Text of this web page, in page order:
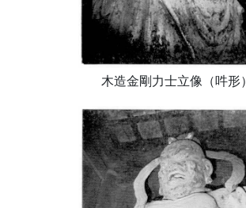
木造金剛力士立像（吽形）